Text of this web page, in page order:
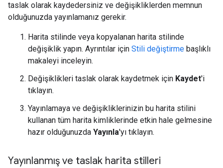
taslak olarak kaydedersiniz ve değişikliklerden memnun
olduğunuzda yayınlamanız gerekir.
Harita stilinde veya kopyalanan harita stilinde
değişiklik yapın. Ayrıntılar için Stili değiştirme başlıklı
makaleyi inceleyin.
Değişiklikleri taslak olarak kaydetmek için Kaydet'i
tıklayın.
Yayınlamaya ve değişikliklerinizin bu harita stilini
kullanan tüm harita kimliklerinde etkin hale gelmesine
hazır olduğunuzda Yayınla'yı tıklayın.
Yayınlanmış ve taslak harita stilleri